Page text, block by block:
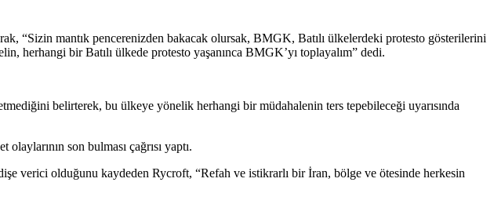
“Sizin mantık pencerenizden bakacak olursak, BMGK, Batılı ülkelerdeki protesto gösterilerini
herhangi bir Batılı ülkede protesto yaşanınca BMGK’yı toplayalım” dedi.
belirterek, bu ülkeye yönelik herhangi bir müdahalenin ters tepebileceği uyarısında
son bulması çağrısı yaptı.
verici olduğunu kaydeden Rycroft, “Refah ve istikrarlı bir İran, bölge ve ötesinde herkesin